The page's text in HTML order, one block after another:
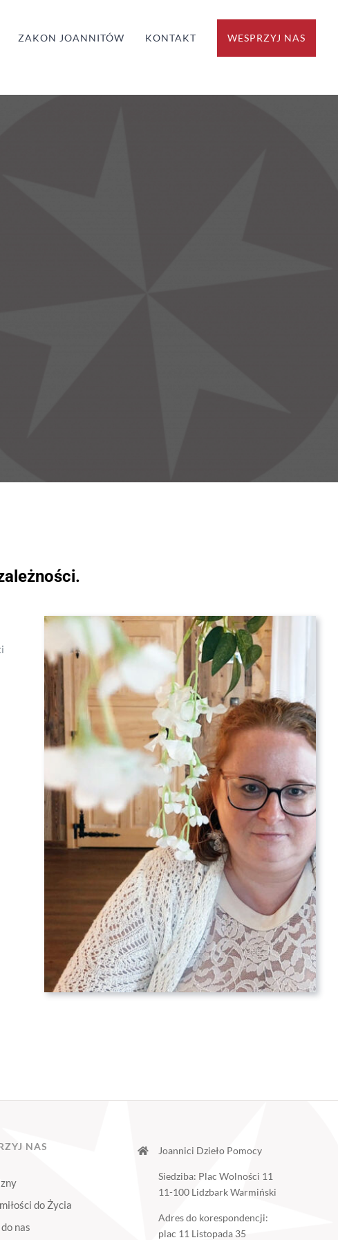
ZAKON JOANNITÓW KONTAKT WESPRZYJ NAS
NAS
do Życia
nas
Joannici Dzieło Pomocy
Siedziba: Plac Wolności 11
11-100 Lidzbark Warmiński
Adres do korespondencji:
plac 11 Listopada 35